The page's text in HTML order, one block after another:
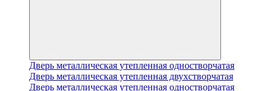
Дверь металлическая утепленная одностворчатая
Дверь металлическая утепленная двухстворчатая
Дверь металлическая утепленная одностворчатая